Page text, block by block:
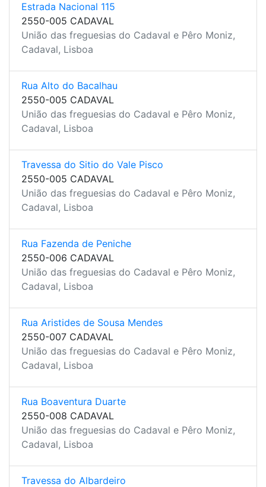
Estrada Nacional 115
2550-005 CADAVAL
União das freguesias do Cadaval e Pêro Moniz,
Cadaval, Lisboa
Rua Alto do Bacalhau
2550-005 CADAVAL
União das freguesias do Cadaval e Pêro Moniz,
Cadaval, Lisboa
Travessa do Sitio do Vale Pisco
2550-005 CADAVAL
União das freguesias do Cadaval e Pêro Moniz,
Cadaval, Lisboa
Rua Fazenda de Peniche
2550-006 CADAVAL
União das freguesias do Cadaval e Pêro Moniz,
Cadaval, Lisboa
Rua Aristides de Sousa Mendes
2550-007 CADAVAL
União das freguesias do Cadaval e Pêro Moniz,
Cadaval, Lisboa
Rua Boaventura Duarte
2550-008 CADAVAL
União das freguesias do Cadaval e Pêro Moniz,
Cadaval, Lisboa
Travessa do Albardeiro